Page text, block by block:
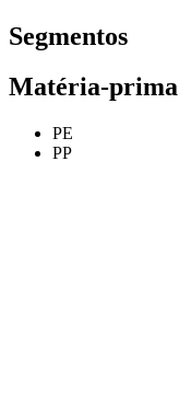
Segmentos
Matéria-prima
PE
PP